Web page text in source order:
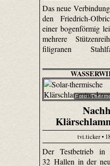
Das neue
den Friedrich-
einer bogenförmig
mehrere
filigranen
Foto:
tvi.ticker •
Der Testbetrieb in
32 Hallen in der